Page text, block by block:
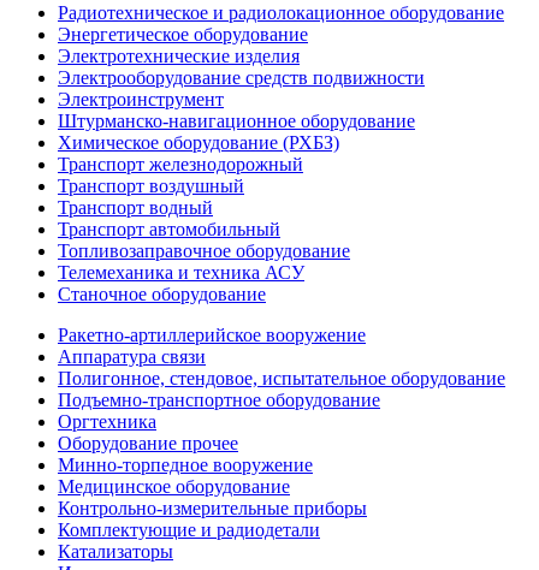
Радиотехническое и радиолокационное оборудование
Энергетическое оборудование
Электротехнические изделия
Электрооборудование средств подвижности
Электроинструмент
Штурманско-навигационное оборудование
Химическое оборудование (РХБЗ)
Транспорт железнодорожный
Транспорт воздушный
Транспорт водный
Транспорт автомобильный
Топливозаправочное оборудование
Телемеханика и техника АСУ
Станочное оборудование
Ракетно-артиллерийское вооружение
Аппаратура связи
Полигонное, стендовое, испытательное оборудование
Подъемно-транспортное оборудование
Оргтехника
Оборудование прочее
Минно-торпедное вооружение
Медицинское оборудование
Контрольно-измерительные приборы
Комплектующие и радиодетали
Катализаторы